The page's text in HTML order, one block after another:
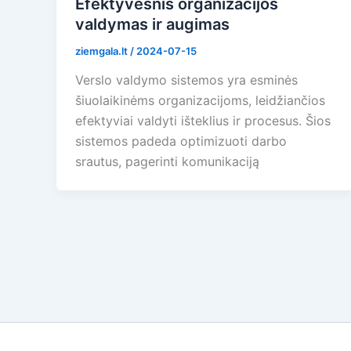
valdymas ir augimas
ziemgala.lt / 2024-07-15
Verslo valdymo sistemos yra esminės
šiuolaikinėms organizacijoms, leidžiančios
efektyviai valdyti išteklius ir procesus. Šios
sistemos padeda optimizuoti darbo
srautus, pagerinti komunikaciją